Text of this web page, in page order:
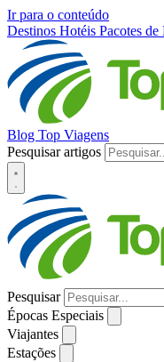
Ir para o conteúdo
Destinos Hotéis Pacotes de
Blog Top Viagens
Pesquisar artigos
Pesquisar
Épocas Especiais
Viajantes
Estações